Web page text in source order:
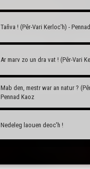
Tañva ! (Pêr-Vari Kerloc'h) -
Ar marv zo un dra vat ! (Pêr-Vari
Mab den, mestr war an natur ?
Pennad Kaoz
Nedeleg laouen deoc'h !